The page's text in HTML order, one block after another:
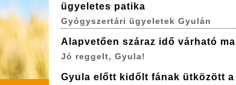
ügyeletes patika
Gyógyszertári ügyeletek Gyulán
Alapvetően száraz idő várható ma
Jó reggelt, Gyula!
Gyula előtt kidőlt fának ütközött a